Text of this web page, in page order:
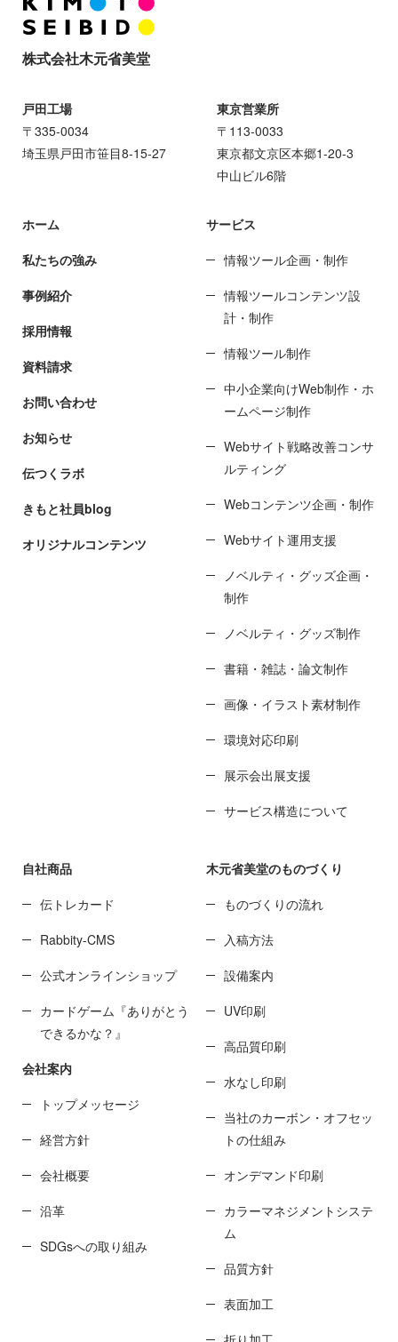
株式会社木元省美堂
戸田工場
〒335-0034
埼玉県戸田市笹目8-15-27
東京営業所
〒113-0033
東京都文京区本郷1-20-3
中山ビル6階
ホーム
私たちの強み
事例紹介
採用情報
資料請求
お問い合わせ
お知らせ
伝つくラボ
きもと社員blog
オリジナルコンテンツ
サービス
情報ツール企画・制作
情報ツールコンテンツ設
計・制作
情報ツール制作
中小企業向けWeb制作・ホ
ームページ制作
Webサイト戦略改善コンサ
ルティング
Webコンテンツ企画・制作
Webサイト運用支援
ノベルティ・グッズ企画・
制作
ノベルティ・グッズ制作
書籍・雑誌・論文制作
画像・イラスト素材制作
環境対応印刷
展示会出展支援
サービス構造について
自社商品
伝トレカード
Rabbity-CMS
公式オンラインショップ
カードゲーム『ありがとう
できるかな？』
会社案内
トップメッセージ
経営方針
会社概要
沿革
SDGsへの取り組み
木元省美堂のものづくり
ものづくりの流れ
入稿方法
設備案内
UV印刷
高品質印刷
水なし印刷
当社のカーボン・オフセッ
トの仕組み
オンデマンド印刷
カラーマネジメントシステ
ム
品質方針
表面加工